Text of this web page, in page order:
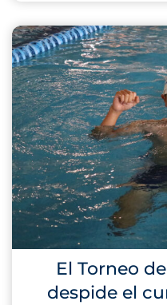
El Torneo
despide el